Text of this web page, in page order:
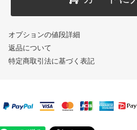
オプションの値段詳細
返品について
特定商取引法に基づく表記